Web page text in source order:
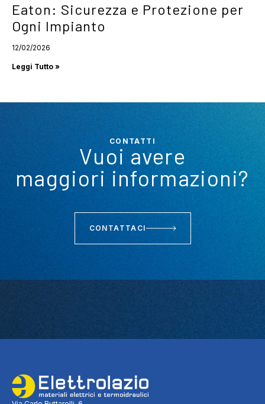
Eaton: Sicurezza e Protezione per
Ogni Impianto
12/02/2026
Leggi Tutto »
CONTATTI
Vuoi avere
maggiori informazioni?
CONTATTACI